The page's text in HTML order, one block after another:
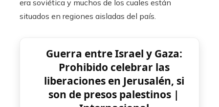
era soviética y muchos de los cuales están
situados en regiones aisladas del país.
Guerra entre Israel y Gaza:
Prohibido celebrar las
liberaciones en Jerusalén, si
son de presos palestinos |